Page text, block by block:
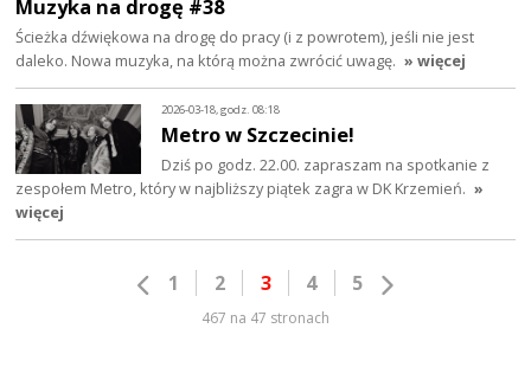
Muzyka na drogę #38
Ścieżka dźwiękowa na drogę do pracy (i z powrotem), jeśli nie jest
daleko. Nowa muzyka, na którą można zwrócić uwagę. » więcej
2026-03-18, godz. 08:18
Metro w Szczecinie!
Dziś po godz. 22.00. zapraszam na spotkanie z
zespołem Metro, który w najbliższy piątek zagra w DK Krzemień. »
więcej
1 2 3 4 5
467 na 47 stronach